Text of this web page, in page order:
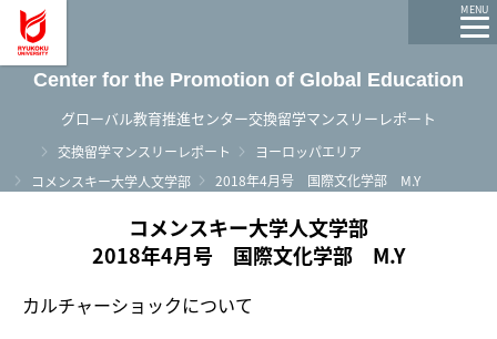
MENU
Center for the Promotion of Global Education
グローバル教育推進センター交換留学マンスリーレポート
ホーム
交換留学マンスリーレポート
ヨーロッパエリア
コメンスキー大学人文学部
2018年4月号 国際文化学部 M.Y
コメンスキー大学人文学部
2018年4月号 国際文化学部 M.Y
カルチャーショックについて